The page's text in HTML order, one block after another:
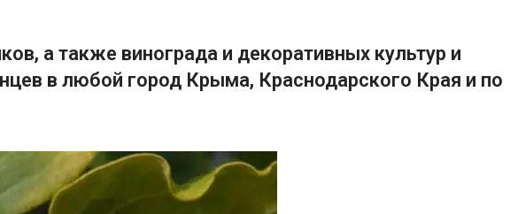
а также винограда и декоративных культур и
в любой город Крыма, Краснодарского Края и по